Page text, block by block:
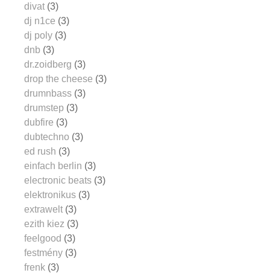
divat (3)
dj n1ce (3)
dj poly (3)
dnb (3)
dr.zoidberg (3)
drop the cheese (3)
drumnbass (3)
drumstep (3)
dubfire (3)
dubtechno (3)
ed rush (3)
einfach berlin (3)
electronic beats (3)
elektronikus (3)
extrawelt (3)
ezith kiez (3)
feelgood (3)
festmény (3)
frenk (3)